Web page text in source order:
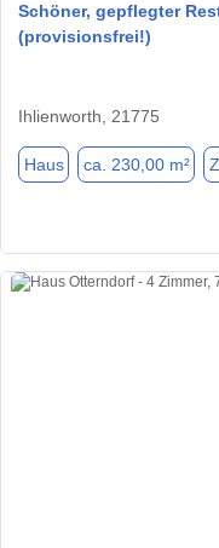
Schöner, gepflegter
(provisionsfrei!)
Ihlienworth, 21775
Haus ca. 230,00 m²